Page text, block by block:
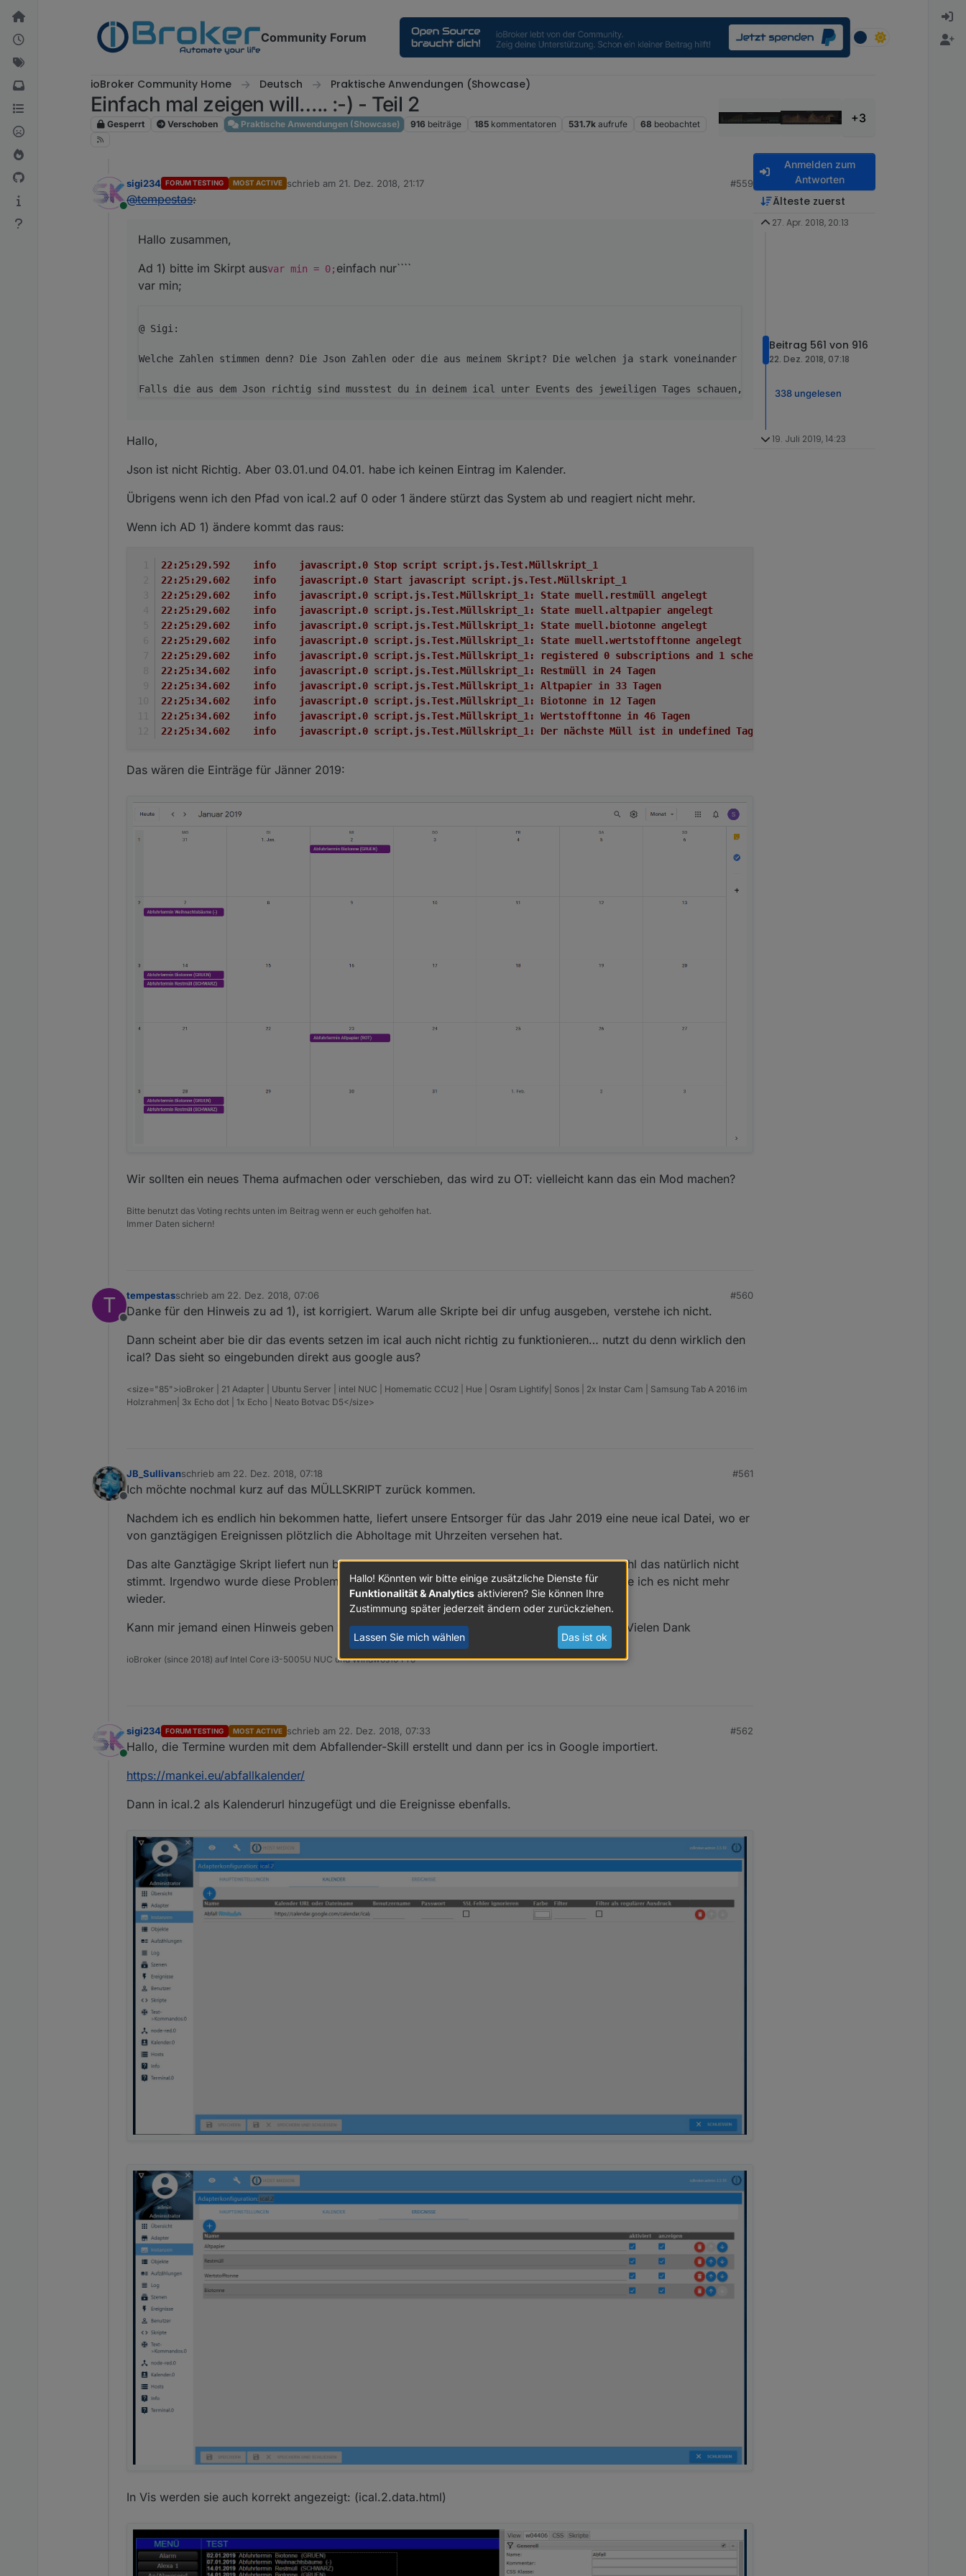
Weiter zum Inhalt
Community Forum
ioBroker Community Home Deutsch Praktische Anwendungen (Showcase)
Einfach mal zeigen will….. :-) - Teil 2
Gesperrt Verschoben Praktische Anwendungen (Showcase) 916 beiträge 185 kommentatoren 531.7k aufrufe 68 beobachtet +3
Online
sigi234 FORUM TESTING MOST ACTIVE schrieb am 21. Dez. 2018, 21:17
zuletzt editiert von
#559
@tempestas:
Hallo zusammen,
Ad 1) bitte im Skirpt ausvar min = 0; einfach nur````
var min;
@ Sigi:
Welche Zahlen stimmen denn? Die Json Zahlen oder die aus meinem Skript? Die welchen ja stark voneinander ab. Und da ich deinen Kalender
Hallo,
Json ist nicht Richtig. Aber 03.01.und 04.01. habe ich keinen Eintrag im Kalender.
Übrigens wenn ich den Pfad von ical.2 auf 0 oder 1 ändere stürzt das System ab und reagiert nicht mehr.
Wenn ich AD 1) ändere kommt das raus:
22:25:29.592	info	javascript.0 Stop script script.js.Test.Müllskript_1
22:25:29.602	info	javascript.0 Start javascript script.js.Test.Müllskript_1
22:25:29.602	info	javascript.0 script.js.Test.Müllskript_1: State muell.restmüll angelegt
22:25:29.602	info	javascript.0 script.js.Test.Müllskript_1: State muell.altpapier angelegt
22:25:29.602	info	javascript.0 script.js.Test.Müllskript_1: State muell.biotonne angelegt
22:25:29.602	info	javascript.0 script.js.Test.Müllskript_1: State muell.wertstofftonne angelegt
22:25:29.602	info	javascript.0 script.js.Test.Müllskript_1: registered 0 subscriptions and 1 schedule
22:25:34.602	info	javascript.0 script.js.Test.Müllskript_1: Restmüll in 24 Tagen
22:25:34.602	info	javascript.0 script.js.Test.Müllskript_1: Altpapier in 33 Tagen
22:25:34.602	info	javascript.0 script.js.Test.Müllskript_1: Biotonne in 12 Tagen
22:25:34.602	info	javascript.0 script.js.Test.Müllskript_1: Wertstofftonne in 46 Tagen
22:25:34.602	info	javascript.0 script.js.Test.Müllskript_1: Der nächste Müll ist in undefined Tagen
Das wären die Einträge für Jänner 2019:
Wir sollten ein neues Thema aufmachen oder verschieben, das wird zu OT: vielleicht kann das ein Mod machen?
Bitte benutzt das Voting rechts unten im Beitrag wenn er euch geholfen hat.
Immer Daten sichern!
T
Offline
tempestasschrieb am 22. Dez. 2018, 07:06
zuletzt editiert von
#560
Danke für den Hinweis zu ad 1), ist korrigiert. Warum alle Skripte bei dir unfug ausgeben, verstehe ich nicht.
Dann scheint aber bie dir das events setzen im ical auch nicht richtig zu funktionieren… nutzt du denn wirklich den
ical? Das sieht so eingebunden direkt aus google aus?
<size="85">ioBroker | 21 Adapter | Ubuntu Server | intel NUC | Homematic CCU2 | Hue | Osram Lightify| Sonos | 2x Instar Cam | Samsung Tab A 2016 im
Holzrahmen| 3x Echo dot | 1x Echo | Neato Botvac D5</size>
Offline
JB_Sullivanschrieb am 22. Dez. 2018, 07:18
zuletzt editiert von
#561
Ich möchte nochmal kurz auf das MÜLLSKRIPT zurück kommen.
Nachdem ich es endlich hin bekommen hatte, liefert unsere Entsorger für das Jahr 2019 eine neue ical Datei, wo er
von ganztägigen Ereignissen plötzlich die Abholtage mit Uhrzeiten versehen hat.
Das alte Ganztägige Skript liefert nun bei allen Werten ein "Abholung Heute" Ergebnis, obwohl das natürlich nicht
stimmt. Irgendwo wurde diese Problematik hier im Forum schon einmal besprochen, nur finde ich es nicht mehr
wieder.
Kann mir jemand einen Hinweis geben welche Änderungen für diesen Fall erforderlich sind? Vielen Dank
ioBroker (since 2018) auf Intel Core i3-5005U NUC und Windwos10 Pro
Online
sigi234 FORUM TESTING MOST ACTIVE schrieb am 22. Dez. 2018, 07:33
zuletzt editiert von
#562
Hallo, die Termine wurden mit dem Abfallender-Skill erstellt und dann per ics in Google importiert.
https://mankei.eu/abfallkalender/
Dann in ical.2 als Kalenderurl hinzugefügt und die Ereignisse ebenfalls.
In Vis werden sie auch korrekt angezeigt: (ical.2.data.html)
Anmelden zum
Antworten
Älteste zuerst
27. Apr. 2018, 20:13
Beitrag 561 von 916
22. Dez. 2018, 07:18
338 ungelesen
19. Juli 2019, 14:23
Hallo! Könnten wir bitte einige zusätzliche Dienste für
Funktionalität & Analytics aktivieren? Sie können Ihre
Zustimmung später jederzeit ändern oder zurückziehen.
Lassen Sie mich wählen Das ist ok